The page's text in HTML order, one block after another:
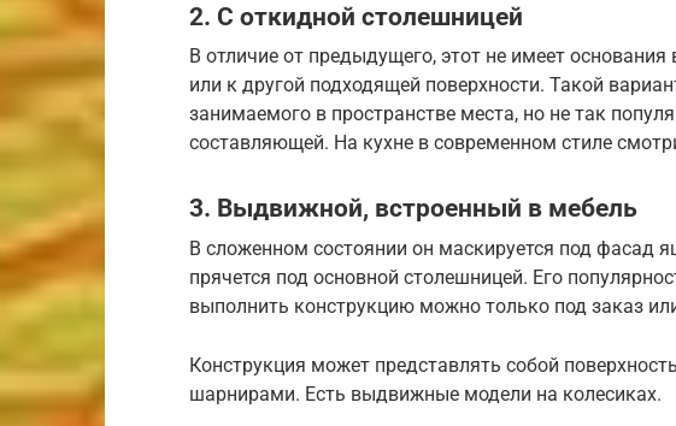
2. С откидной столешницей
В отличие от предыдущего, этот не имеет основания
или к другой подходящей поверхности. Такой
занимаемого в пространстве места, но не так
составляющей. На кухне в современном стиле
3. Выдвижной, встроенный в мебель
В сложенном состоянии он маскируется под фасад
прячется под основной столешницей. Его
выполнить конструкцию можно только под заказ
Конструкция может представлять собой
шарнирами. Есть выдвижные модели на колесиках.